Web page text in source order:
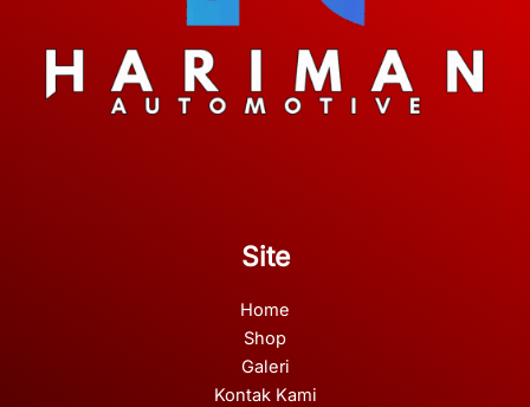
Site
Home
Shop
Galeri
Kontak Kami